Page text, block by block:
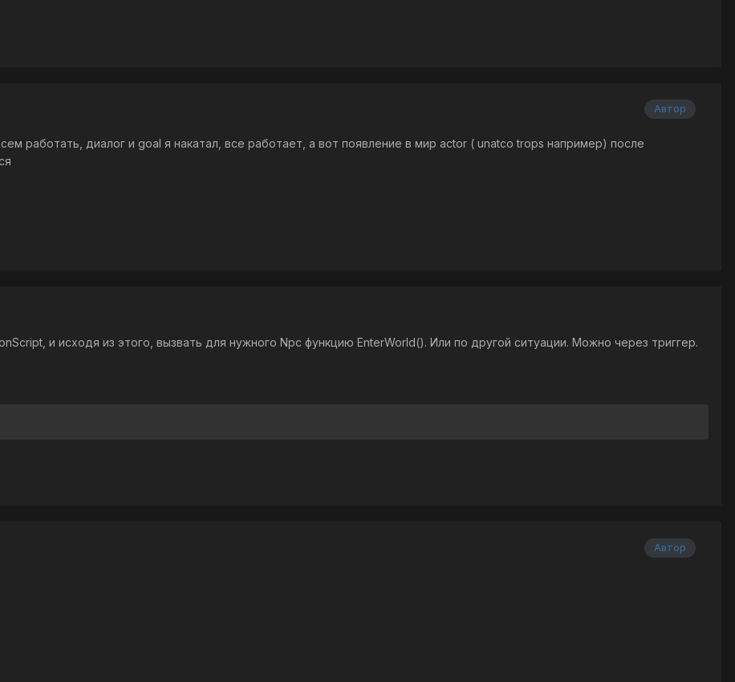
Автор
работать, диалог и goal я накатал, все работает, а вот появление в мир actor ( unatco trops например) после
и исходя из этого, вызвать для нужного Npc функцию EnterWorld(). Или по другой ситуации. Можно через триггер.
Автор